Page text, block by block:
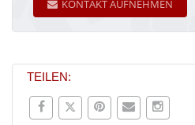
KONTAKT AUFNEHMEN
TEILEN: